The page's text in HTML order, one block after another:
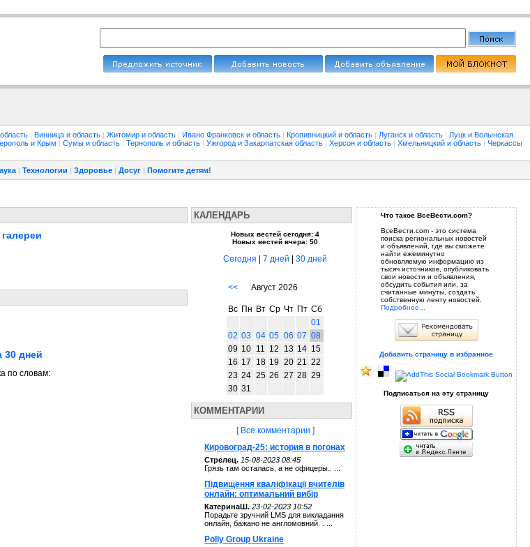
| Винница и область | Житомир и область | Ивано Франковск и область | Кропивницкий и область | Луганск и область | Луцк и Волынская
и Крым | Сумы и область | Тернополь и область | Ужгород и Закарпатская область | Херсон и область | Хмельницкий и область | Черкассы
| Технологии | Здоровье | Досуг | Помогите детям!
30 дней
по словам:
КАЛЕНДАРЬ
Новых вестей сегодня: 4
Новых вестей вчера: 50
Сегодня 7 дней 30 дней
<< Август 2026
Вс Пн Вт Ср Чт Пт Сб
01
02 03 04 05 06 07 08
09 10 11 12 13 14 15
16 17 18 19 20 21 22
23 24 25 26 27 28 29
30 31
КОММЕНТАРИИ
[ Все комментарии ]
Кировоград-25: история в погонах
Стрелец. 15-08-2023 08:45
Грязь там осталась, а не офицеры.. ...
Підвищення кваліфікації вчителів
онлайн: оптимальний вибір
КатеринаШ. 23-02-2023 10:52
Порадьте зручний LMS для викладання
онлайн, бажано не англомовний. . ...
Polly Group Ukraine
Что такое ВсеВести.com?
ВсеВести.com - это система
поиска региональных новостей
и объявлений, где вы сможете
найти ежеминутно
обновляемую информацию из
тысяч источников, опубликовать
свои новости и объявления,
обсудить события или, за
считанные минуты, создать
собственную ленту новостей.
Подробнее...
Добавить страницу в избранное
Подписаться на эту страницу